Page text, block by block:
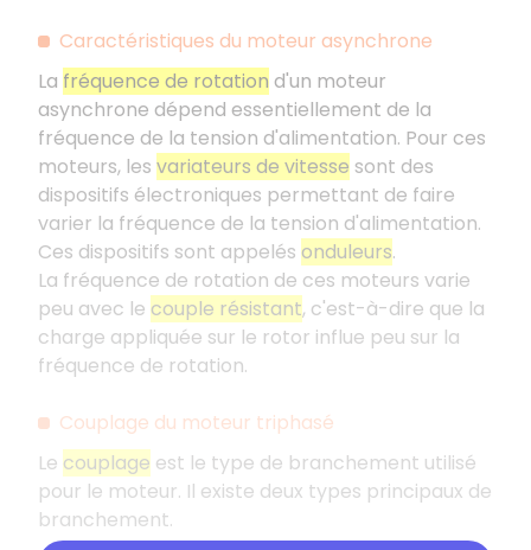
Caractéristiques du moteur asynchrone
La fréquence de rotation d'un moteur
asynchrone dépend essentiellement de la
fréquence de la tension d'alimentation. Pour ces
moteurs, les variateurs de vitesse sont des
dispositifs électroniques permettant de faire
varier la fréquence de la tension d'alimentation.
Ces dispositifs sont appelés onduleurs.
La fréquence de rotation de ces moteurs varie
peu avec le couple résistant, c'est-à-dire que la
charge appliquée sur le rotor influe peu sur la
fréquence de rotation.
Couplage du moteur triphasé
Le couplage est le type de branchement utilisé
pour le moteur. Il existe deux types principaux de
branchement.